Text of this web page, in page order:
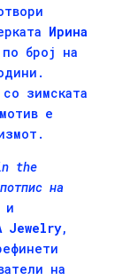
Ирина
број на
зимската
е
the
на
и
Jewelry,
на